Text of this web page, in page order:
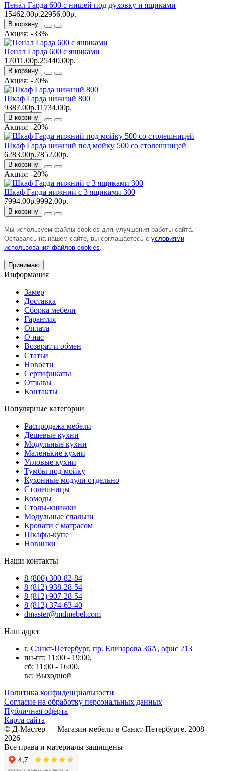
Пенал Гарда 600 с нишей под духовку и ящиками
15462.00р.22956.00р.
В корзину
Акция: -33%
Пенал Гарда 600 с ящиками
17011.00р.25440.00р.
В корзину
Акция: -20%
Шкаф Гарда нижний 800
9387.00р.11734.00р.
В корзину
Акция: -20%
Шкаф Гарда нижний под мойку 500 со столешницей
6283.00р.7852.00р.
В корзину
Акция: -20%
Шкаф Гарда нижний с 3 ящиками 300
7994.00р.9992.00р.
В корзину
Мы используем файлы cookies для улучшения работы сайта.
Оставаясь на нашем сайте, вы соглашаетесь с условиями
использования файлов cookies.
Принимаю
Информация
Замер
Доставка
Сборка мебели
Гарантия
Оплата
О нас
Возврат и обмен
Статьи
Новости
Сертификаты
Отзывы
Контакты
Популярные категории
Распродажа мебели
Дешевые кухни
Модульные кухни
Маленькие кухни
Угловые кухни
Тумбы под мойку
Кухонные модули отдельно
Столешницы
Комоды
Столы-книжки
Модульные спальни
Кровати с матрасом
Шкафы-купе
Новинки
Наши контакты
8 (800) 300-82-84
8 (812) 938-28-54
8 (812) 907-28-54
8 (812) 374-63-40
dmaster@mdmebel.com
Наш адрес
г. Санкт-Петербург, пр. Елизарова 36А, офис 213
пн-пт: 11:00 - 19:00,
сб: 11:00 - 16:00,
вс: Выходной
Политика конфиденциальности
Согласие на обработку персональных данных
Публичная оферта
Карта сайта
© Д-Мастер — Магазин мебели в Санкт-Петербурге, 2008-
2026
Все права и материалы защищены